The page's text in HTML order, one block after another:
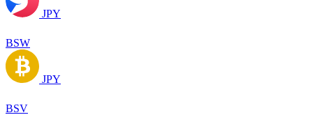
JPY
BSW
JPY
BSV